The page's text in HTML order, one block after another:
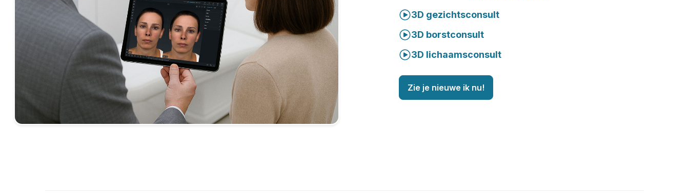
3D gezichtsconsult
3D borstconsult
3D lichaamsconsult
Zie je nieuwe ik nu!